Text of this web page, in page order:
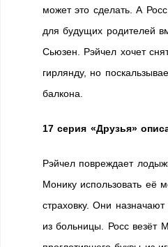
может это сделать. А
для будущих родителей
Сьюзен. Рэйчел хочет
гирлянду, но
балкона.
17 серия «Друзья»
Рэйчел повреждает
Монику использовать её
страховку. Они
из больницы. Росс везёт